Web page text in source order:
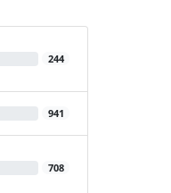
244
941
708